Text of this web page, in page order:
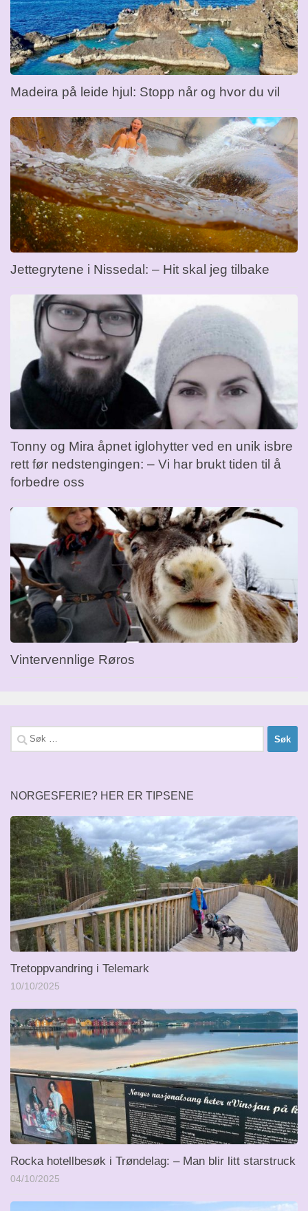
Madeira på leide hjul: Stopp når og hvor du vil
Jettegrytene i Nissedal: – Hit skal jeg tilbake
Tonny og Mira åpnet iglohytter ved en unik isbre
rett før nedstengingen: – Vi har brukt tiden til å
forbedre oss
Vintervennlige Røros
Søk
etter:
NORGESFERIE? HER ER TIPSENE
Tretoppvandring i Telemark
10/10/2025
Rocka hotellbesøk i Trøndelag: – Man blir litt starstruck
04/10/2025